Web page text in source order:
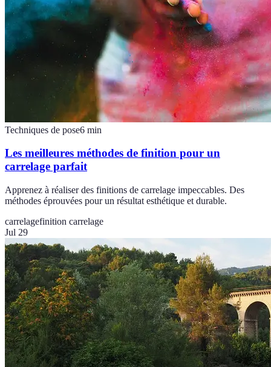
Techniques de pose6 min
Les meilleures méthodes de finition pour un
carrelage parfait
Apprenez à réaliser des finitions de carrelage impeccables. Des
méthodes éprouvées pour un résultat esthétique et durable.
carrelagefinition carrelage
Jul 29